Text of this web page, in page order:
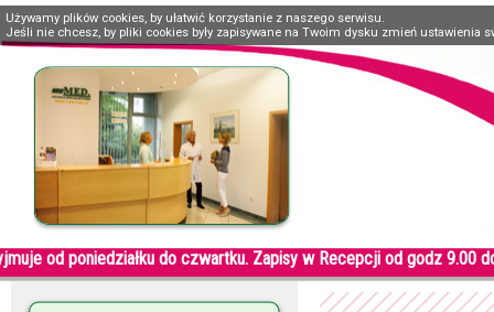
od poniedziałku do czwartku. Zapisy w Recepcji od godz 9.00
Używamy plików cookies, by ułatwić korzystanie z naszego serwisu.
Jeśli nie chcesz, by pliki cookies były zapisywane na Twoim dysku zmień ustawienia